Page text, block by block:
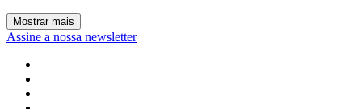
Mostrar mais
Assine a nossa newsletter